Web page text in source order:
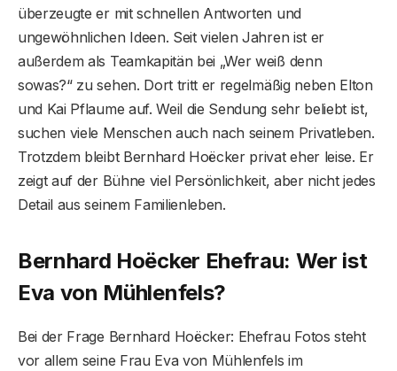
überzeugte er mit schnellen Antworten und
ungewöhnlichen Ideen. Seit vielen Jahren ist er
außerdem als Teamkapitän bei „Wer weiß denn
sowas?“ zu sehen. Dort tritt er regelmäßig neben Elton
und Kai Pflaume auf. Weil die Sendung sehr beliebt ist,
suchen viele Menschen auch nach seinem Privatleben.
Trotzdem bleibt Bernhard Hoëcker privat eher leise. Er
zeigt auf der Bühne viel Persönlichkeit, aber nicht jedes
Detail aus seinem Familienleben.
Bernhard Hoëcker Ehefrau: Wer ist
Eva von Mühlenfels?
Bei der Frage Bernhard Hoëcker: Ehefrau Fotos steht
vor allem seine Frau Eva von Mühlenfels im